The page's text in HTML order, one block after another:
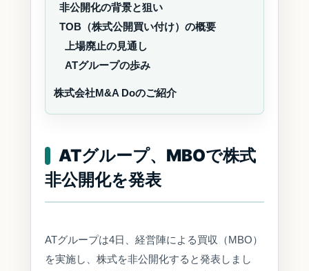
非公開化の背景と狙い
TOB（株式公開買い付け）の概要
上場廃止の見通し
ATグループの歩み
株式会社M&A Doのご紹介
ATグループ、MBOで株式
非公開化を発表
ATグループは4日、経営陣による買収（MBO）
を実施し、株式を非公開化すると発表しまし